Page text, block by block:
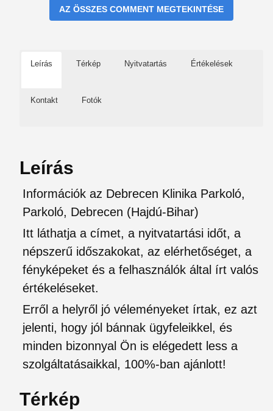
AZ ÖSSZES COMMENT MEGTEKINTÉSE
Leírás Térkép Nyitvatartás Értékelések
Kontakt Fotók
Leírás
Információk az Debrecen Klinika Parkoló,
Parkoló, Debrecen (Hajdú-Bihar)
Itt láthatja a címet, a nyitvatartási időt, a
népszerű időszakokat, az elérhetőséget, a
fényképeket és a felhasználók által írt valós
értékeléseket.
Erről a helyről jó véleményeket írtak, ez azt
jelenti, hogy jól bánnak ügyfeleikkel, és
minden bizonnyal Ön is elégedett less a
szolgáltatásaikkal, 100%-ban ajánlott!
Térkép